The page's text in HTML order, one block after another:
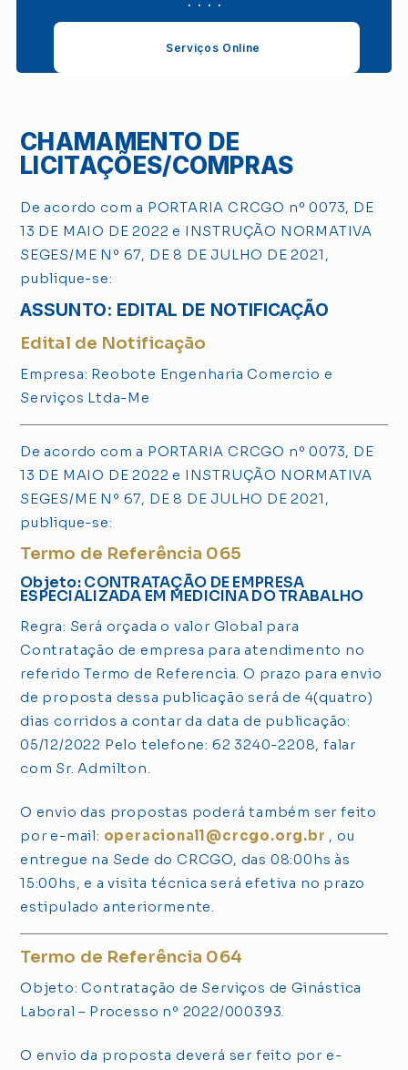
Serviços Online
CHAMAMENTO DE
LICITAÇÕES/COMPRAS
De acordo com a PORTARIA CRCGO nº 0073, DE
13 DE MAIO DE 2022 e INSTRUÇÃO NORMATIVA
SEGES/ME Nº 67, DE 8 DE JULHO DE 2021,
publique-se:
ASSUNTO: EDITAL DE NOTIFICAÇÃO
Edital de Notificação
Empresa: Reobote Engenharia Comercio e
Serviços Ltda-Me
De acordo com a PORTARIA CRCGO nº 0073, DE
13 DE MAIO DE 2022 e INSTRUÇÃO NORMATIVA
SEGES/ME Nº 67, DE 8 DE JULHO DE 2021,
publique-se:
Termo de Referência 065
Objeto: CONTRATAÇÃO DE EMPRESA
ESPECIALIZADA EM MEDICINA DO TRABALHO
Regra: Será orçada o valor Global para
Contratação de empresa para atendimento no
referido Termo de Referencia. O prazo para envio
de proposta dessa publicação será de 4(quatro)
dias corridos a contar da data de publicação:
05/12/2022 Pelo telefone: 62 3240-2208, falar
com Sr. Admilton.
O envio das propostas poderá também ser feito
por e-mail: operacional1@crcgo.org.br , ou
entregue na Sede do CRCGO, das 08:00hs às
15:00hs, e a visita técnica será efetiva no prazo
estipulado anteriormente.
Termo de Referência 064
Objeto: Contratação de Serviços de Ginástica
Laboral – Processo nº 2022/000393.
O envio da proposta deverá ser feito por e-